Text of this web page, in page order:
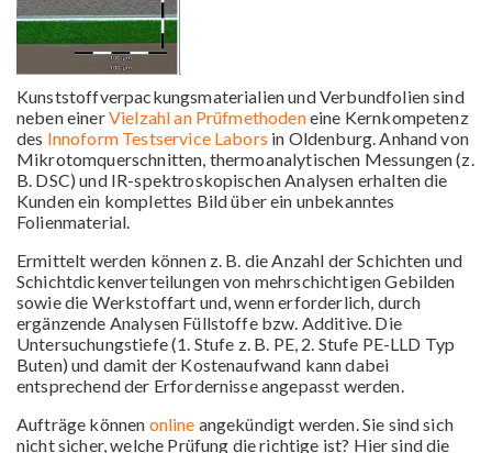
Kunststoffverpackungsmaterialien und Verbundfolien sind
neben einerVielzahl an Prüfmethodeneine Kernkompetenz
des Innoform Testservice Labors in Oldenburg. Anhand von
Mikrotomquerschnitten, thermoanalytischen Messungen (z.
B. DSC) und IR-spektroskopischen Analysen erhalten die
Kunden ein komplettes Bild über ein unbekanntes
Folienmaterial.
Ermittelt werden können z. B. die Anzahl der Schichten und
Schichtdickenverteilungen von mehrschichtigen Gebilden
sowie die Werkstoffart und, wenn erforderlich, durch
ergänzende Analysen Füllstoffe bzw. Additive. Die
Untersuchungstiefe (1. Stufe z. B. PE, 2. Stufe PE-LLD Typ
Buten) und damit der Kostenaufwand kann dabei
entsprechend der Erfordernisse angepasst werden.
Aufträge können online angekündigt werden. Sie sind sich
nicht sicher, welche Prüfung die richtige ist? Hier sind die